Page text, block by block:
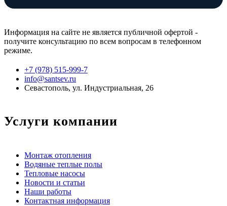
Информация на сайте не является публичной офертой -
получите консультацию по всем вопросам в телефонном
режиме.
+7 (978) 515-999-7
info@santsev.ru
Севастополь, ул. Индустриальная, 26
Услуги компании
Монтаж отопления
Водяные теплые полы
Тепловые насосы
Новости и статьи
Наши работы
Контактная информация